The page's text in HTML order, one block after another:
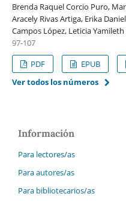
Brenda Raquel Corcio Puro,
Aracely Rivas Artiga, Erika
Campos López, Leticia
97-107
PDF
EPUB
Ver todos los números
Información
Para lectores/as
Para autores/as
Para bibliotecarios/as